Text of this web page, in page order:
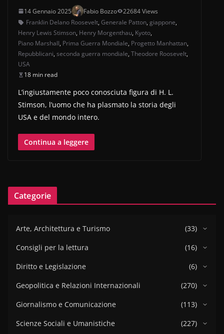
14 Gennaio 2025 Fabio Bozzo
22684 Views
Franklin Delano Roosevelt, Generale Patton, giappone,
Henry Lewis Stimson, Henry Morgenthau, Kyoto,
Piano Marshall, Prima Guerra Mondiale, Progetto Manhattan,
Repubblicani, seconda guerra mondiale, Theodore Roosevelt,
USA
18 min read
L’ingiustamente poco conosciuta figura di H. L.
Stimson, l’uomo che ha plasmato la storia degli
USA e del mondo intero.
Continua a leggere
Categorie
Arte, Architettura e Turismo
(33)
Consigli per la lettura
(16)
Diritto e Legislazione
(6)
Geopolitica e Relazioni Internazionali
(270)
Giornalismo e Comunicazione
(113)
Scienze Sociali e Umanistiche
(227)